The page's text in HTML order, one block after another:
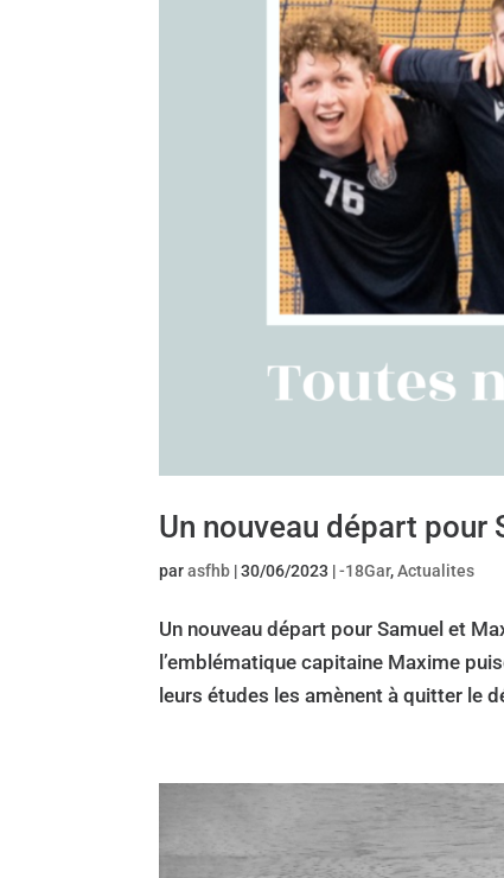
Un nouveau départ pour
parasfhb |30/06/2023 |-18Gar,Actualites
Un nouveau départ pour Samuel et
l’emblématique capitaine Maxime
leurs études les amènent à quitter le